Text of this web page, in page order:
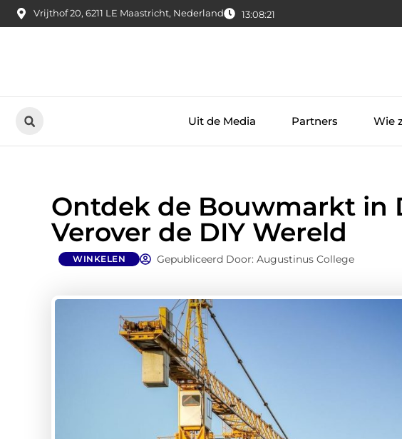
Vrijthof 20, 6211 LE Maastricht, Nederland 13:08:22
Uit de Media Partners Wie
Ontdek de Bouwmarkt in
Verover de DIY Wereld
WINKELEN Gepubliceerd Door: Augustinus College